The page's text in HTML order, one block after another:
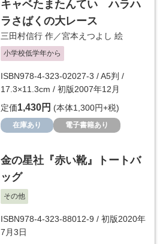
キャベたまたんてい ハラハ
ラさばくの大レース
三田村信行 作／宮本えつよし 絵
小学校低学年から
ISBN978-4-323-02027-3 / A5判 /
17.3×11.3cm / 初版2007年12月
定価1,430円 (本体1,300円+税)
在庫あり 電子書籍あり
金の星社『赤い靴』トートバ
ッグ
その他
ISBN978-4-323-88012-9 / 初版2020年
7月3日